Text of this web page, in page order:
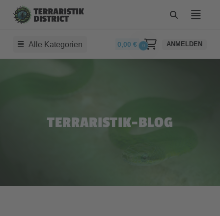
Alle Kategorien 0,00€ 0 ANMELDEN
TERRARISTIK-BLOG